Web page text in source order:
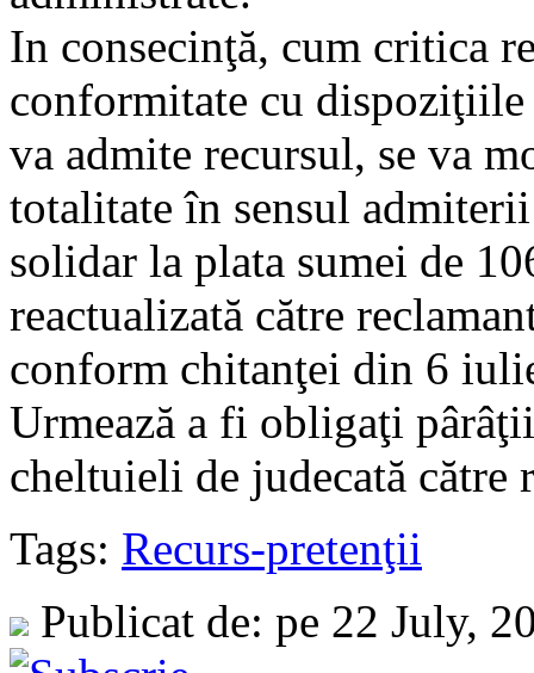
In consecinţă, cum critica
conformitate cu
va admite recursul, se va
totalitate în sensul
solidar la plata sumei de
reactualizată către
conform chitanţei din 6
Urmează a fi obligaţi
cheltuieli de judecată către
Tags: Recurs-pretenţii
Publicat de: pe 22 July,